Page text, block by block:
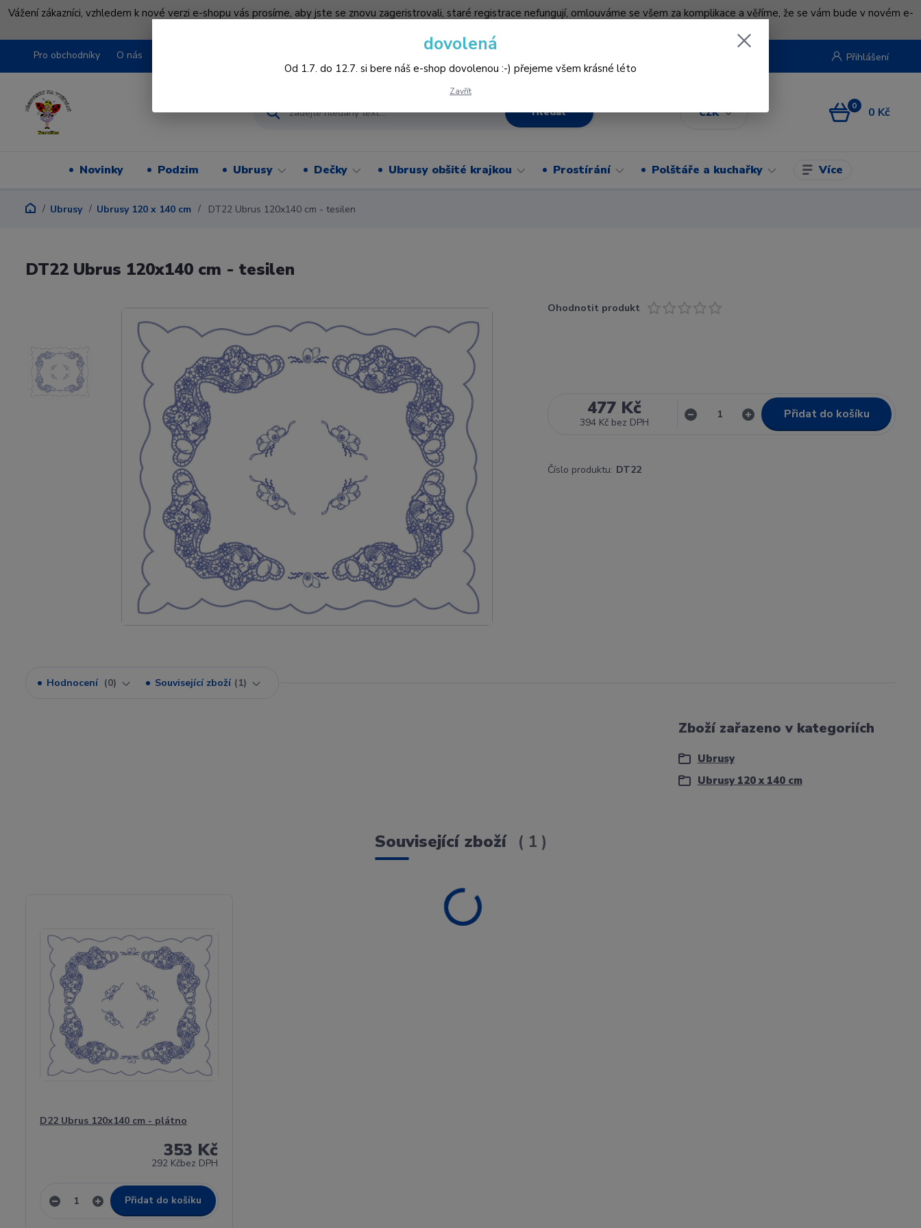
Vážení zákazníci, vzhledem k nové verzi e-shopu vás prosíme, aby jste se znovu zageristrovali, staré registrace nefungují, omlouváme se všem za komplikace a věříme, že se vám bude v novém e-
Pro obchodníky O nás
CZK
Přihlášení
Hledat 0 0 Kč
Novinky Podzim Ubrusy Dečky Ubrusy obšité krajkou Prostírání Polštáře a kuchařky Více
Ubrusy Ubrusy 120 x 140 cm DT22 Ubrus 120x140 cm - tesilen
DT22 Ubrus 120x140 cm - tesilen
Ohodnotit produkt
477 Kč
394 Kč bez DPH
Přidat do košíku
Číslo produktu: DT22
Hodnocení 0 Související zboží 1
Zboží zařazeno v kategoriích
Ubrusy
Ubrusy 120 x 140 cm
Související zboží 1
D22 Ubrus 120x140 cm - plátno
353 Kč
292 Kčbez DPH
Přidat do košíku
dovolená
Od 1.7. do 12.7. si bere náš e-shop dovolenou :-) přejeme všem krásné léto
Zavřít